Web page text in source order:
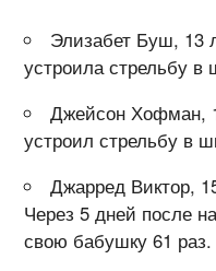
Элизабет Буш, 13
устроила стрельбу
Джейсон Хофман,
устроил стрельбу в
Джарред Виктор,
Через 5 дней после
свою бабушку 61 раз.